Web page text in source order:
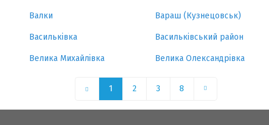
Валки Вараш (Кузнецовськ)
Васильківка Васильківський район
Велика Михайлівка Велика Олександрівка
1 2 3 8